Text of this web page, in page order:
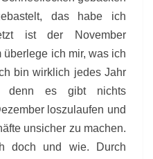
das habe ich
ist der November
ich mir, was ich
bin wirklich jedes Jahr
denn es gibt nichts
loszulaufen und
unsicher zu machen.
doch und wie. Durch